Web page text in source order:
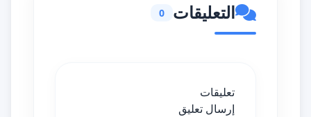
التعليقات 0
تعليقات
إرسال تعليق